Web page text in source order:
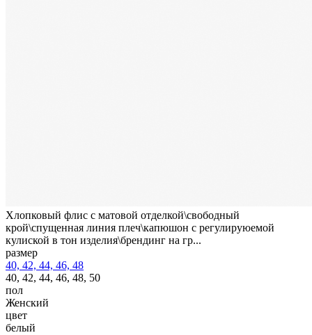
Хлопковый флис с матовой отделкой\свободный
крой\спущенная линия плеч\капюшон с регулируюемой
кулиской в тон изделия\брендинг на гр...
размер
40, 42, 44, 46, 48
40, 42, 44, 46, 48, 50
пол
Женский
цвет
белый